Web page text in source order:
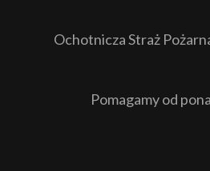
Ochotnicza Straż
Pomagamy od